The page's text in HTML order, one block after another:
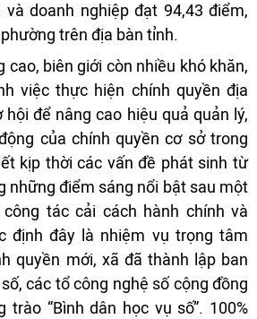
doanh nghiệp đạt 94,43 điểm,
trên địa bàn tỉnh.
cao, biên giới còn nhiều khó khăn,
việc thực hiện chính quyền địa
để nâng cao hiệu quả quản lý,
của chính quyền cơ sở trong
kịp thời các vấn đề phát sinh từ
những điểm sáng nổi bật sau một
tác cải cách hành chính và
định đây là nhiệm vụ trọng tâm
quyền mới, xã đã thành lập ban
các tổ công nghệ số cộng đồng
trào “Bình dân học vụ số”. 100%